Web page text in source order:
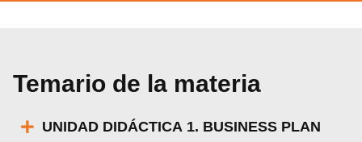
Temario de la materia
UNIDAD DIDÁCTICA 1. BUSINESS PLAN